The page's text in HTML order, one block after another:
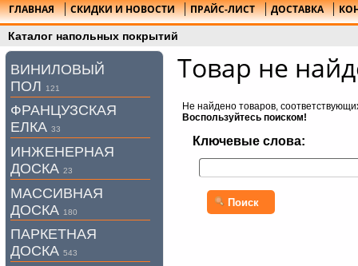
ГЛАВНАЯ СКИДКИ И НОВОСТИ ПРАЙС-ЛИСТ ДОСТАВКА
Каталог напольных покрытий
Товар не
Не найдено товаров,
Воспользуйтесь поиском!
Ключевые слова:
Поиск
ВИНИЛОВЫЙ
ПОЛ
121
ФРАНЦУЗСКАЯ
ЕЛКА 33
ИНЖЕНЕРНАЯ
ДОСКА 23
МАССИВНАЯ
ДОСКА 180
ПАРКЕТНАЯ
ДОСКА 543